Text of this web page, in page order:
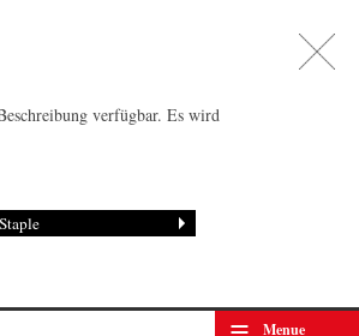
verfügbar. Es wird
Menue